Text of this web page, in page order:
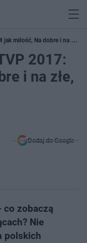
miłość, Na dobre i na złe,
2017:
i na złe,
Dodaj do Google
co zobaczą
Nie
polskich